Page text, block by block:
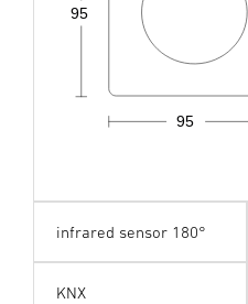
95
95
infrared sensor 180°
KNX